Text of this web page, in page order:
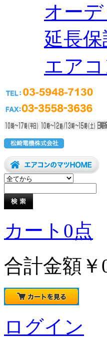
オー
延長保
エア
カート 0点
合計金額 ￥
ログイン